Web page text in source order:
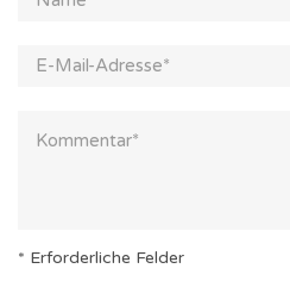
* Erforderliche Felder